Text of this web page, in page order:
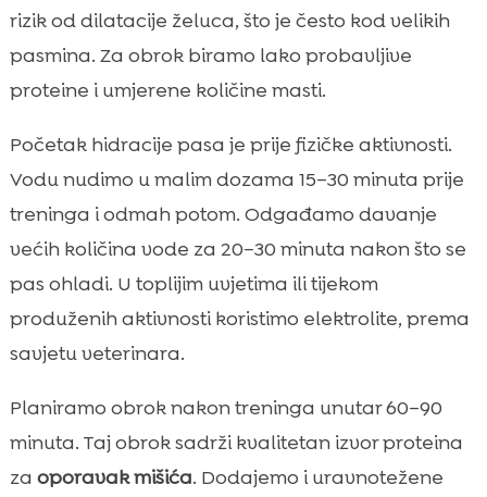
rizik od dilatacije želuca, što je često kod velikih
pasmina. Za obrok biramo lako probavljive
proteine i umjerene količine masti.
Početak hidracije pasa je prije fizičke aktivnosti.
Vodu nudimo u malim dozama 15–30 minuta prije
treninga i odmah potom. Odgađamo davanje
većih količina vode za 20–30 minuta nakon što se
pas ohladi. U toplijim uvjetima ili tijekom
produženih aktivnosti koristimo elektrolite, prema
savjetu veterinara.
Planiramo obrok nakon treninga unutar 60–90
minuta. Taj obrok sadrži kvalitetan izvor proteina
za oporavak mišića. Dodajemo i uravnotežene